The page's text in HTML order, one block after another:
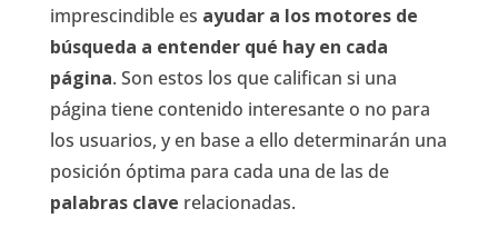
imprescindible es ayudar a los motores de
búsqueda a entender qué hay en cada
página. Son estos los que califican si una
página tiene contenido interesante o no para
los usuarios, y en base a ello determinarán una
posición óptima para cada una de las de
palabras clave relacionadas.